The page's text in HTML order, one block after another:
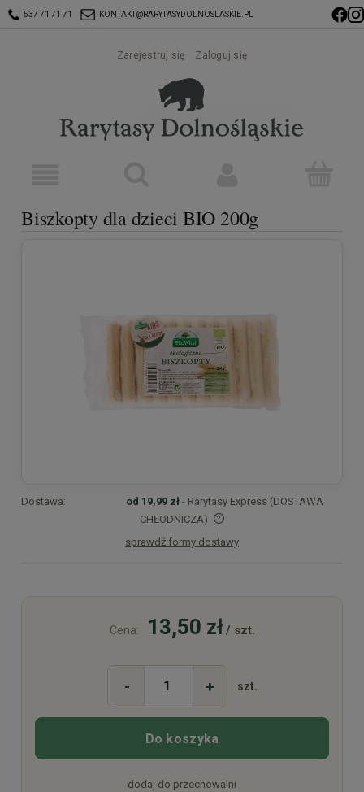
537 71 71 71 KONTAKT@RARYTASYDOLNOSLASKIE.PL
Zarejestruj się Zaloguj się
Biszkopty dla dzieci BIO 200g
Dostawa: od 19,99 zł - Rarytasy Express (DOSTAWA
CHŁODNICZA)
Cena nie zawiera ewentualnych kosztów płatności
sprawdź formy dostawy
Cena: 13,50 zł/ szt.
- + szt.
Do koszyka
dodaj do przechowalni